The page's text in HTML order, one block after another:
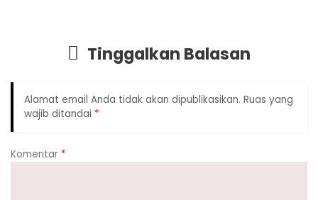
Tinggalkan Balasan
Alamat email Anda tidak akan dipublikasikan. Ruas yang
wajib ditandai *
Komentar *